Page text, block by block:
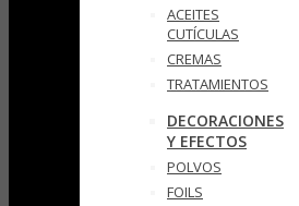
ACEITES
CUTÍCULAS
CREMAS
TRATAMIENTOS
DECORACIONES
Y EFECTOS
POLVOS
FOILS